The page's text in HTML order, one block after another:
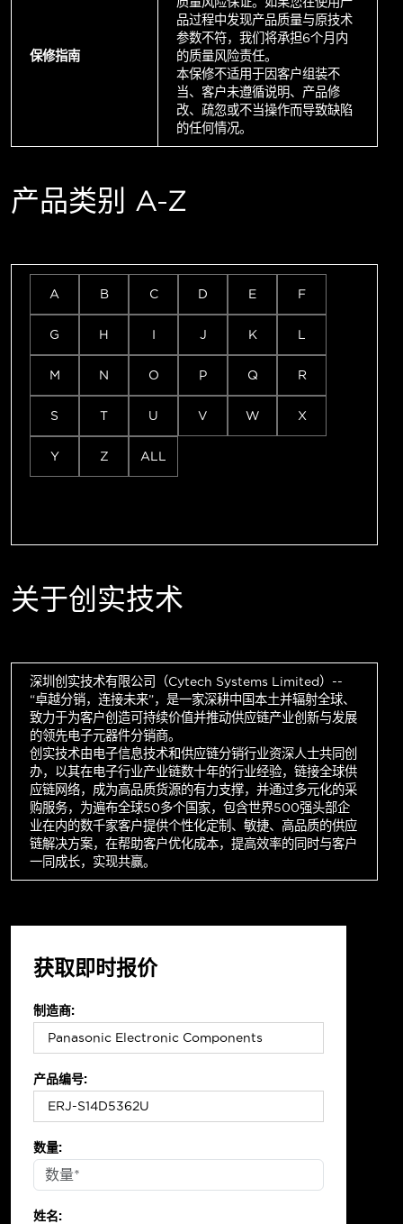
保修指南
品过程中发现产品质量与原技术
参数不符，我们将承担6个月内
的质量风险责任。
本保修不适用于因客户组装不
当、客户未遵循说明、产品修
改、疏忽或不当操作而导致缺陷
的任何情况。
产品类别 A-Z
A B C D E F
G H I J K L
M N O P Q R
S T U V W X
Y Z ALL
关于创实技术
深圳创实技术有限公司（Cytech Systems Limited）--
“卓越分销，连接未来”，是一家深耕中国本土并辐射全球、
致力于为客户创造可持续价值并推动供应链产业创新与发展
的领先电子元器件分销商。
创实技术由电子信息技术和供应链分销行业资深人士共同创
办，以其在电子行业产业链数十年的行业经验，链接全球供
应链网络，成为高品质货源的有力支撑，并通过多元化的采
购服务，为遍布全球50多个国家，包含世界500强头部企
业在内的数千家客户提供个性化定制、敏捷、高品质的供应
链解决方案，在帮助客户优化成本，提高效率的同时与客户
一同成长，实现共赢。
获取即时报价
制造商:
产品编号:
数量:
姓名: